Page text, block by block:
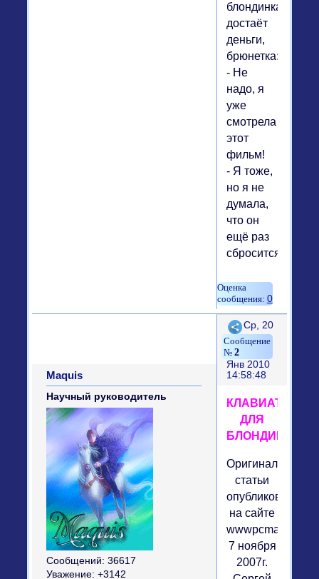
блондинка
достаёт
деньги,
брюнетка:
- Не
надо, я
уже
смотрела
этот
фильм!
- Я тоже,
но я не
думала,
что он
ещё раз
сбросится!
0
Поделиться
2
Ср, 20
Янв 2010
14:58:48
Maquis
Научный руководитель
Сообщений: 36617
Уважение: +3142
КЛАВИАТУРА
ДЛЯ
БЛОНДИНОК
Оригинал
статьи
опубликован
на сайте
wwwpcmag.ru
7 ноября
2007г.